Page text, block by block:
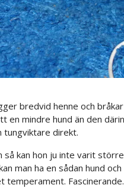
bredvid henne och
en mindre hund än den
tungviktare direkt.
kan hon ju inte varit
man ha en sådan hund
temperament. Fascinerande.